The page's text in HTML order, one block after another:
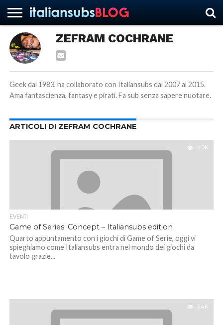
HOME
NEWS
ASCOLTI
RECENSIONI
INTERVISTE
CURIOSITÀ
CHI
SIAMO
CONTATTACI
FORUM
ITALIANSUBS
ZEFRAM COCHRANE
Geek dal 1983, ha collaborato con Italiansubs dal 2007 al 2015.
Ama fantascienza, fantasy e pirati. Fa sub senza sapere nuotare.
ARTICOLI DI ZEFRAM COCHRANE
4.0K
EVENTI
Game of Series: Concept – Italiansubs edition
Quarto appuntamento con i giochi di Game of Serie, oggi vi
spieghiamo come Italiansubs entra nel mondo dei giochi da
tavolo grazie...
3.4K